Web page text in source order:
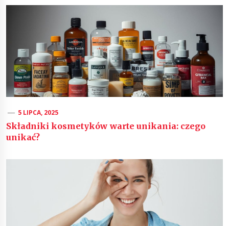
5 LIPCA, 2025
Składniki kosmetyków warte unikania: czego
unikać?